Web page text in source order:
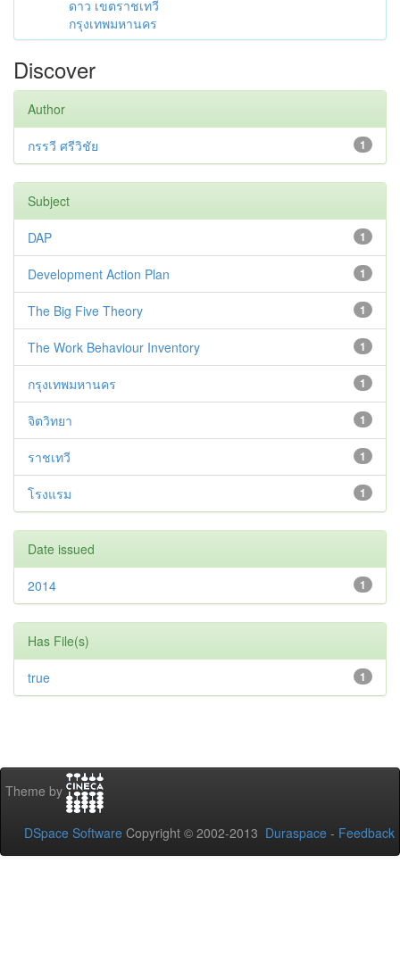
ดาว เขตราชเทวี
กรุงเทพมหานคร
Discover
Author
1
กรรวี ศรีวิชัย
Subject
1
DAP
1
Development Action Plan
1
The Big Five Theory
1
The Work Behaviour Inventory
1
กรุงเทพมหานคร
1
จิตวิทยา
1
ราชเทวี
1
โรงแรม
Date issued
1
2014
Has File(s)
1
true
Theme by
DSpace Software Copyright © 2002-2013 Duraspace - Feedback